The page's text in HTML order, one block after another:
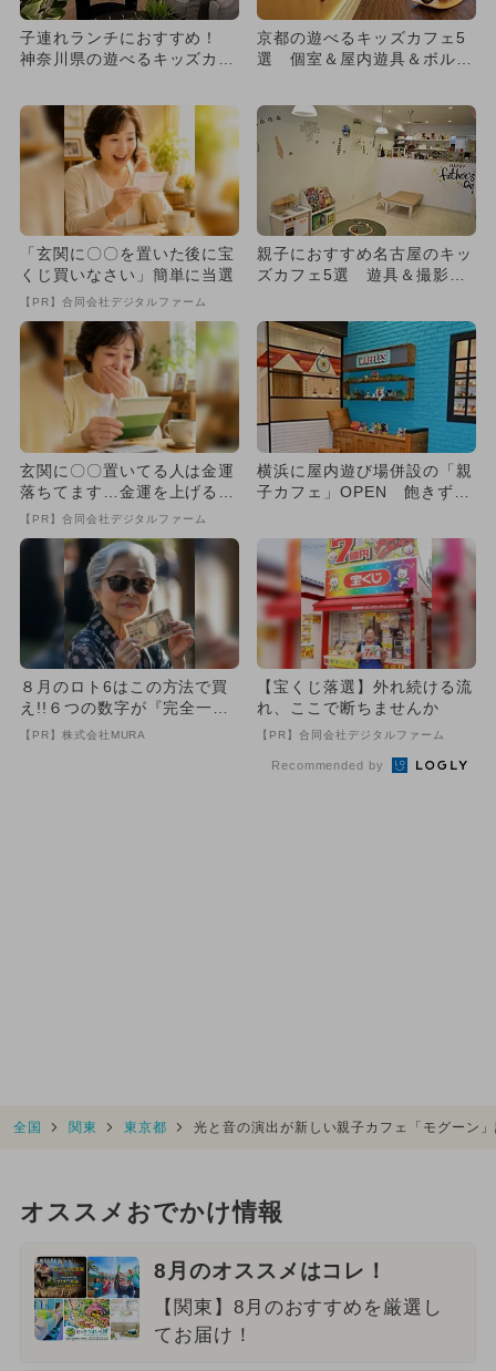
子連れランチにおすすめ！
神奈川県の遊べるキッズカフ
京都の遊べるキッズカフェ5
選 個室＆屋内遊具＆ボルダ
「玄関に〇〇を置いた後に宝
くじ買いなさい」簡単に当選
【PR】合同会社デジタルファーム
親子におすすめ名古屋のキッ
ズカフェ5選 遊具＆撮影ブ
玄関に〇〇置いてる人は金運
落ちてます…金運を上げる方
法とは
【PR】合同会社デジタルファーム
横浜に屋内遊び場併設の「親
子カフェ」OPEN 飽きずに
８月のロト6はこの方法で買
え!!６つの数字が『完全一
致』する方法
【PR】株式会社MURA
【宝くじ落選】外れ続ける流
れ、ここで断ちませんか
【PR】合同会社デジタルファーム
Recommended by
全国 関東 東京都 光と音の演出が新しい親子カフェ「モグーン
オススメおでかけ情報
8月のオススメはコレ！
【関東】8月のおすすめを厳選し
てお届け！